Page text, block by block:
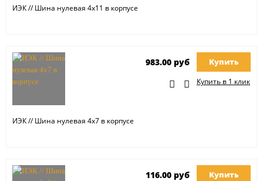
ИЭК // Шина нулевая 4х11 в корпусе
ИЭК // Шина нулевая 4х7 в корпусе
983.00 руб Купить
Купить в 1 клик
116.00 руб Купить